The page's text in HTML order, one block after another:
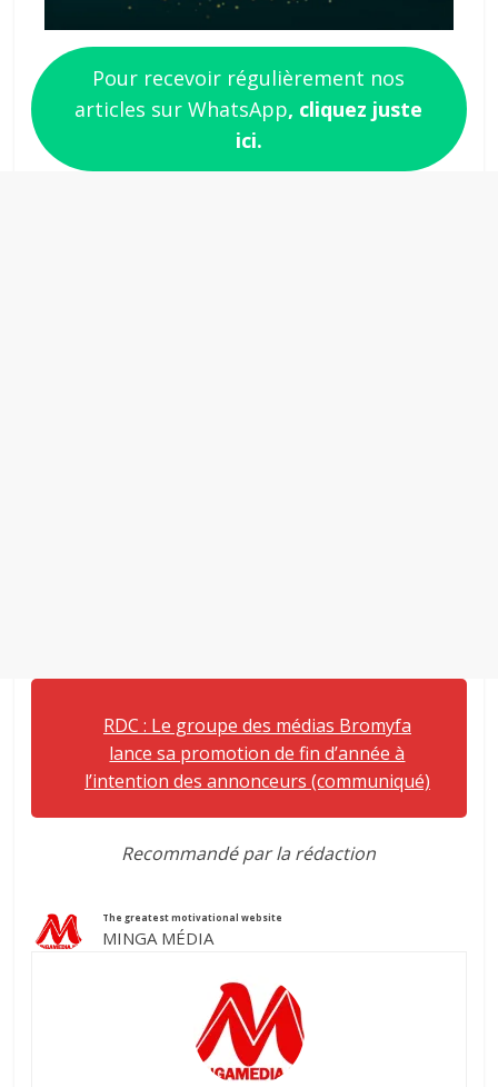
Pour recevoir régulièrement nos
articles sur WhatsApp, cliquez juste
ici.
RDC : Le groupe des médias Bromyfa
lance sa promotion de fin d’année à
l’intention des annonceurs (communiqué)
Recommandé par la rédaction
The greatest motivational website
MINGA MÉDIA